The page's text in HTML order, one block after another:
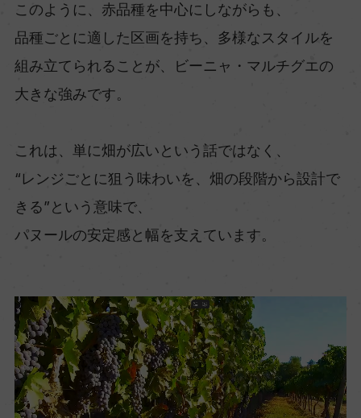
このように、赤品種を中心にしながらも、
品種ごとに適した区画を持ち、多様なスタイルを
組み立てられることが、ビーニャ・マルチグエの
大きな強みです。
これは、単に畑が広いという話ではなく、
“レンジごとに狙う味わいを、畑の段階から設計で
きる”という意味で、
パヌールの安定感と幅を支えています。